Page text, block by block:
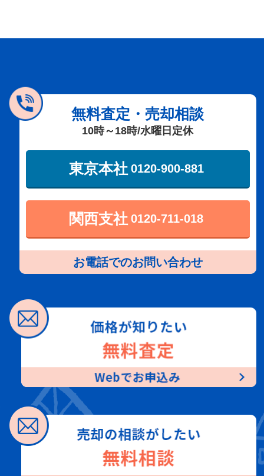
無料査定・売却相談
10時～18時/水曜日定休
東京本社 0120-900-881
関西支社 0120-711-018
お電話でのお問い合わせ